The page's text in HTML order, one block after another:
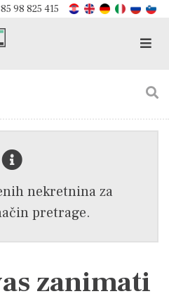
98 825 415
nekretnina za
pretrage.
zanimati